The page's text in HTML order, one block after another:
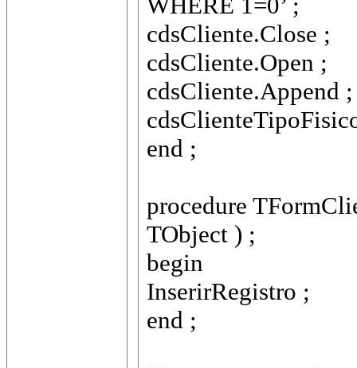
cdsCliente.Close ;
cdsCliente.Open ;
cdsCliente.Append ;
end ;
procedure
TObject ) ;
begin
InserirRegistro ;
end ;